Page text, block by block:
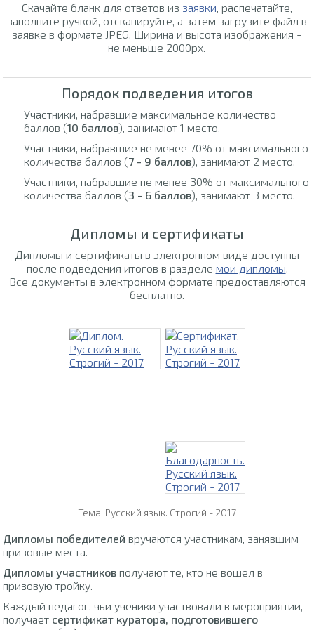
Скачайте бланк для ответов из заявки, распечатайте,
заполните ручкой, отсканируйте, а затем загрузите файл в
заявке в формате JPEG. Ширина и высота изображения -
не меньше 2000px.
Порядок подведения итогов
Участники, набравшие максимальное количество
баллов (10 баллов), занимают 1 место.
Участники, набравшие не менее 70% от максимального
количества баллов (7 - 9 баллов), занимают 2 место.
Участники, набравшие не менее 30% от максимального
количества баллов (3 - 6 баллов), занимают 3 место.
Дипломы и сертификаты
Дипломы и сертификаты в электронном виде доступны
после подведения итогов в разделе мои дипломы.
Все документы в электронном формате предоставляются
бесплатно.
Тема: Русский язык. Строгий - 2017
Дипломы победителей вручаются участникам, занявшим
призовые места.
Дипломы участников получают те, кто не вошел в
призовую тройку.
Каждый педагог, чьи ученики участвовали в мероприятии,
получает сертификат куратора, подготовившего